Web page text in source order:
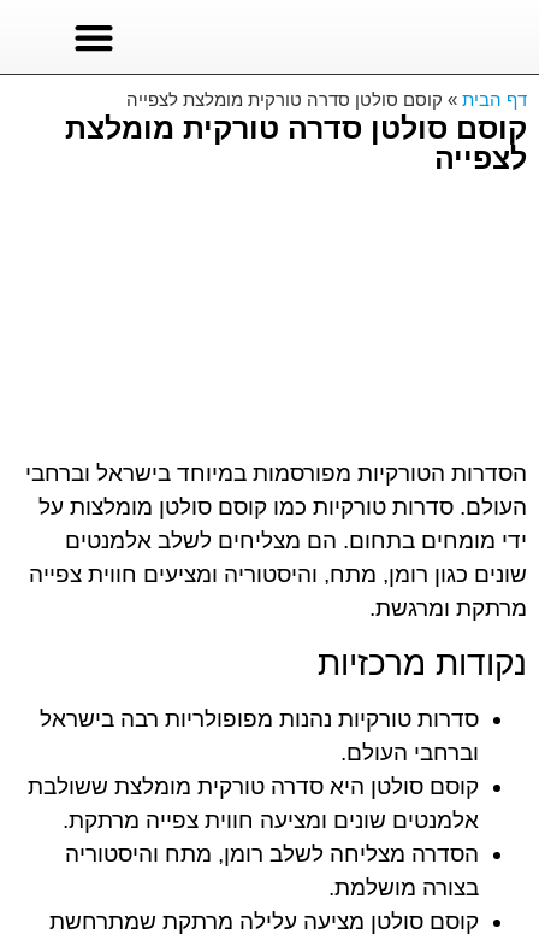
דף הבית » קוסם סולטן סדרה טורקית מומלצת לצפייה
קוסם סולטן סדרה טורקית מומלצת
לצפייה
הסדרות הטורקיות מפורסמות במיוחד בישראל וברחבי
העולם. סדרות טורקיות כמו קוסם סולטן מומלצות על
ידי מומחים בתחום. הם מצליחים לשלב אלמנטים
שונים כגון רומן, מתח, והיסטוריה ומציעים חווית צפייה
מרתקת ומרגשת.
נקודות מרכזיות
סדרות טורקיות נהנות מפופולריות רבה בישראל
וברחבי העולם.
קוסם סולטן היא סדרה טורקית מומלצת ששולבת
אלמנטים שונים ומציעה חווית צפייה מרתקת.
הסדרה מצליחה לשלב רומן, מתח והיסטוריה
בצורה מושלמת.
קוסם סולטן מציעה עלילה מרתקת שמתרחשת